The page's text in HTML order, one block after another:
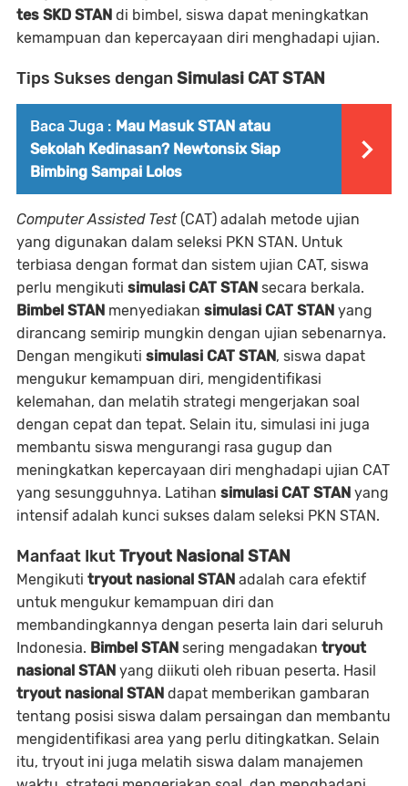
tes SKD STAN di bimbel, siswa dapat meningkatkan
kemampuan dan kepercayaan diri menghadapi ujian.
Tips Sukses denganSimulasi CAT STAN
Baca Juga : Mau Masuk STAN atau
Sekolah Kedinasan? Newtonsix Siap
Bimbing Sampai Lolos
Computer Assisted Test(CAT) adalah metode ujian
yang digunakan dalam seleksi PKN STAN. Untuk
terbiasa dengan format dan sistem ujian CAT, siswa
perlu mengikuti simulasi CAT STAN secara berkala.
Bimbel STAN menyediakan simulasi CAT STAN yang
dirancang semirip mungkin dengan ujian sebenarnya.
Dengan mengikuti simulasi CAT STAN, siswa dapat
mengukur kemampuan diri, mengidentifikasi
kelemahan, dan melatih strategi mengerjakan soal
dengan cepat dan tepat. Selain itu, simulasi ini juga
membantu siswa mengurangi rasa gugup dan
meningkatkan kepercayaan diri menghadapi ujian CAT
yang sesungguhnya. Latihan simulasi CAT STAN yang
intensif adalah kunci sukses dalam seleksi PKN STAN.
Manfaat IkutTryout Nasional STAN
Mengikuti tryout nasional STAN adalah cara efektif
untuk mengukur kemampuan diri dan
membandingkannya dengan peserta lain dari seluruh
Indonesia. Bimbel STAN sering mengadakan tryout
nasional STAN yang diikuti oleh ribuan peserta. Hasil
tryout nasional STAN dapat memberikan gambaran
tentang posisi siswa dalam persaingan dan membantu
mengidentifikasi area yang perlu ditingkatkan. Selain
itu, tryout ini juga melatih siswa dalam manajemen